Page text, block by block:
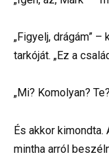
„Figyelj, drágám”
tarkóját. „Ez a
„Mi? Komolyan?
És akkor
mintha arról